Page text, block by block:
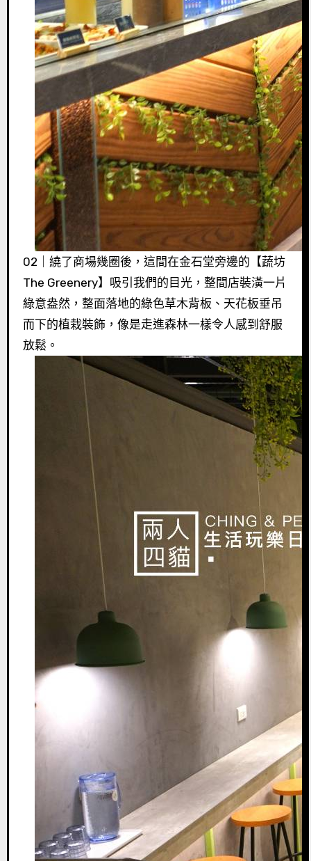
02｜繞了商場幾圈後，這間在金石堂旁邊的【蔬坊
The Greenery】吸引我們的目光，整間店裝潢一片
綠意盎然，整面落地的綠色草木背板、天花板垂吊
而下的植栽裝飾，像是走進森林一樣令人感到舒服
放鬆。